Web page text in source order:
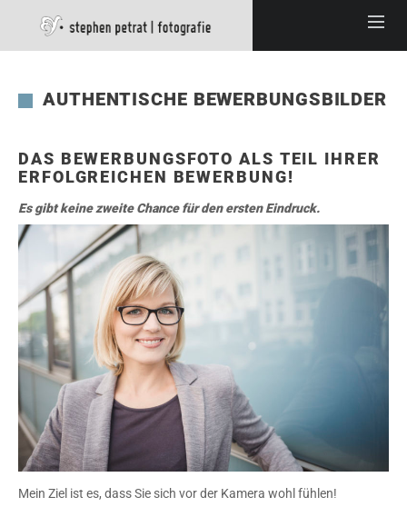
AUTHENTISCHE BEWERBUNGSBILDER
DAS BEWERBUNGSFOTO ALS TEIL IHRER
ERFOLGREICHEN BEWERBUNG!
Es gibt keine zweite Chance für den ersten Eindruck.
Mein Ziel ist es, dass Sie sich vor der Kamera wohl fühlen!